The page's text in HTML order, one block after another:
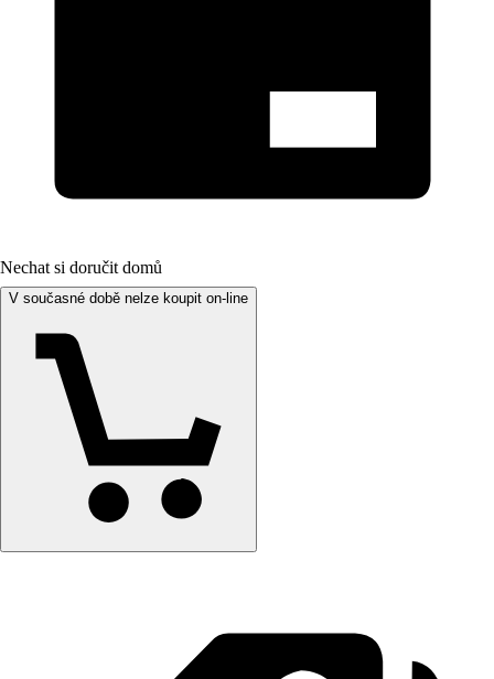
Nechat si doručit domů
V současné době nelze koupit on-line